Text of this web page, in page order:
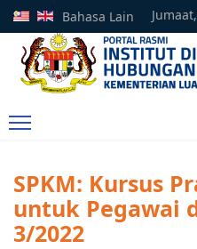
Bahasa Lain
SPKM: Kursus
untuk Pegawai
3/2022